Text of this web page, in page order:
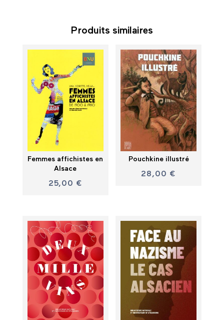
Produits similaires
Femmes affichistes en
Alsace
25,00 €
Pouchkine illustré
28,00 €